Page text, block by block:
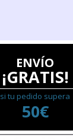
ENVÍO
¡GRATIS!
si tu pedido supera
50€